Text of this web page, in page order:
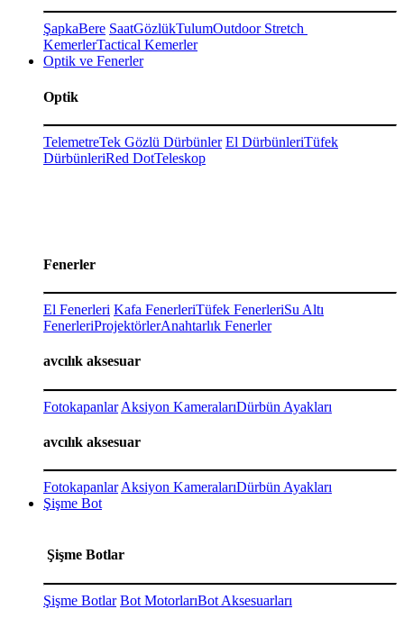
ŞapkaBere SaatGözlükTulumOutdoor Stretch
KemerlerTactical Kemerler
Optik ve Fenerler
Optik
TelemetreTek Gözlü Dürbünler El DürbünleriTüfek
DürbünleriRed DotTeleskop
Fenerler
El Fenerleri Kafa FenerleriTüfek FenerleriSu Altı
FenerleriProjektörlerAnahtarlık Fenerler
avcılık aksesuar
Fotokapanlar Aksiyon KameralarıDürbün Ayakları
avcılık aksesuar
Fotokapanlar Aksiyon KameralarıDürbün Ayakları
Şişme Bot
Şişme Botlar
Şişme Botlar Bot MotorlarıBot Aksesuarları